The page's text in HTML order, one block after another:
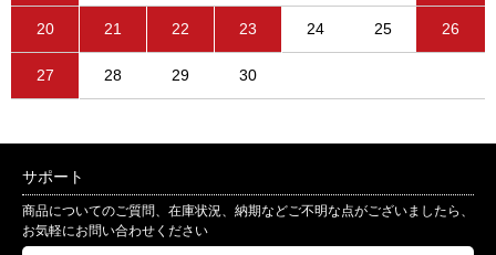
20 21 22 23 24 25 26
27 28 29 30
サポート
商品についてのご質問、在庫状況、納期などご不明な点がございましたら、
お気軽にお問い合わせください